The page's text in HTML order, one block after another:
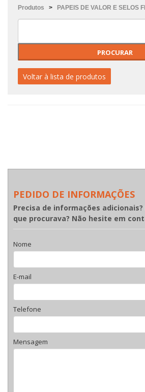
Produtos > PAPEIS DE VALOR E SELOS
Voltar à lista de produtos
PEDIDO DE INFORMAÇÕES
Precisa de informações
que procurava? Não hesite em
Nome
E-mail
Telefone
Mensagem